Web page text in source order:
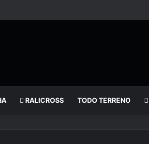
RALICROSS TODO TERRENO